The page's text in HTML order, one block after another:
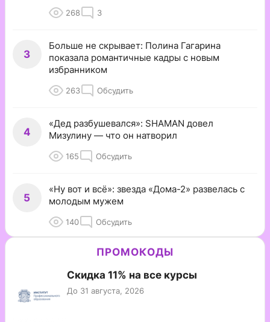
268 3
3
Больше не скрывает: Полина Гагарина
показала романтичные кадры с новым
избранником
263 Обсудить
4
«Дед разбушевался»: SHAMAN довел
Мизулину — что он натворил
165 Обсудить
5
«Ну вот и всё»: звезда «Дома-2» развелась с
молодым мужем
140 Обсудить
ПРОМОКОДЫ
Скидка 11% на все курсы
До 31 августа, 2026